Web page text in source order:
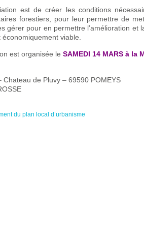
est de créer les conditions
forestiers, pour leur permettre de
gérer pour en permettre l’amélioration et
viable.
est organisée le SAMEDI 14 MARS à la
Chateau de Pluvy – 69590 POMEYS
du plan local d’urbanisme